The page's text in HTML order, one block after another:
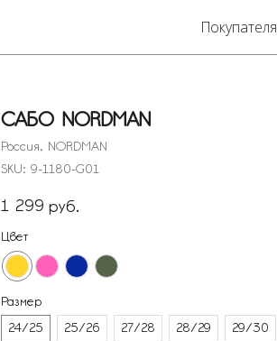
Контакты
САБО NORDMAN
Россия, NORDMAN
SKU: 9-1180-G01
1 299 руб.
Цвет
Размер
24/25
25/26 27/28 28/29 29/30